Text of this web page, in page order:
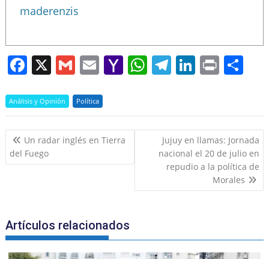
maderenzis
F
c
e
b
o
X G
ai
l
E
ai
l
Y
o
o
M
W
s
p
T
gr
a
m
Li
e
dI
n
Pr
e
Análisis y Opinión Política
Navegación
de
entradas
Un radar inglés en Tierra
del Fuego
Jujuy en llamas: Jornada
nacional el 20 de julio en
repudio a la política de
Morales
Artículos relacionados